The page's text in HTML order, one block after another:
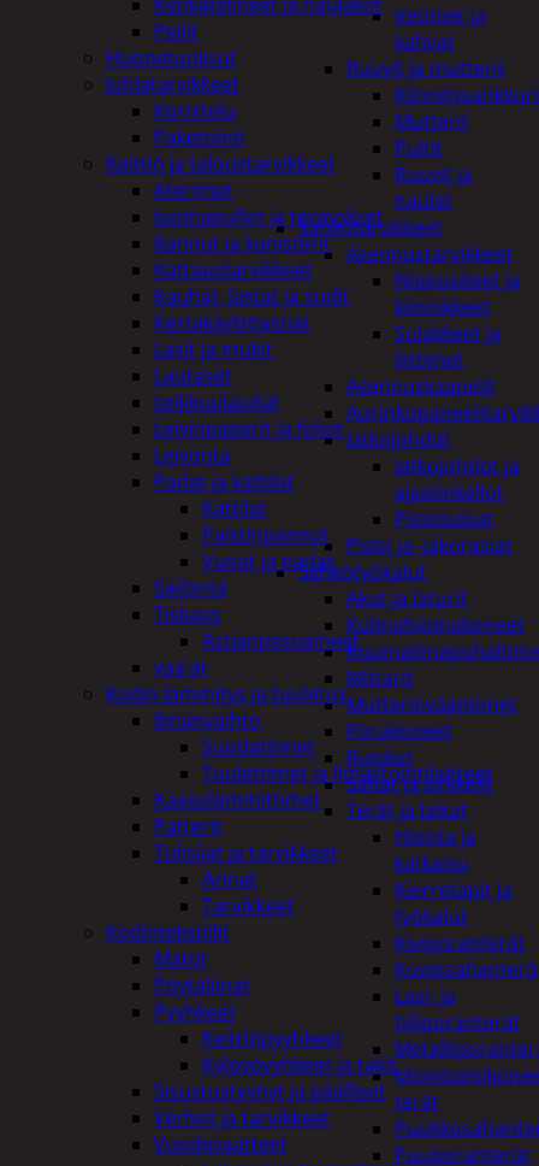
Vetimet ja
kahvat
Ruuvit ja mutterit
Mutterit
Pultit
Ruuvit ja
naulat
Sähkötarvikkeet
Asennustarvikkeet
Nippusiteet ja
kiinnikkeet
Sulakkeet ja
liittimet
Asennuskaapelit
Jatkojohdot
Jatkojohdot ja
ajastinkellot
Pistotulpat
Pisto ja -jakorasiat
Sähkötyökalut
Akut ja laturit
Kulmahiomakoneet
Mittarit
Mutterinvääntimet
Porakoneet
Ruiskut
Sahat ja sirkkelit
Terät ja laikat
Hionta ja
katkaisu
Kierretapit ja
työkalut
Kiviporanterät
Kuviosahanterä
Lasi- ja
tiiliporanterät
terät
Puuporanterät
Peilit
Huonetuoksut
Juhlatarvikkeet
Koristelu
Paketointi
Keittiö ja taloustarvikkeet
Aterimet
Juomapullot ja termokset
Kannut ja kanisterit
Kattaustarvikkeet
Kauhat, lastat ja sudit
Kertakäyttöastiat
Lasit ja mukit
Lautaset
Leikkuulaudat
Leivinpaperit ja foliot
Leivonta
Padat ja kattilat
Kattilat
Paistinpannut
Vuoat ja padat
Säilöntä
Tiskaus
Astianpesuaineet
vaa'at
Kodin lämmitys ja tuuletus
Ilmanvaihto
Suodattimet
Tuulettimet ja Ilmastointilaitteet
Kaasulämmittimet
Patterit
Tulisijat ja tarvikkeet
Arinat
Tarvikkeet
Kodintekstiilit
Matot
Pöytäliinat
Pyyhkeet
Keittiöpyyhkeet
Kylpypyyhkeet ja takit
Sisustustyynyt ja päälliset
Verhot ja tarvikkeet
Vuodevaatteet